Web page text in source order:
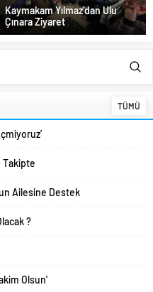
Kaymakam Yılmaz’dan Ulu
Çınara Ziyaret
TÜMÜ
Takipte
Ailesine Destek
?
Olsun’